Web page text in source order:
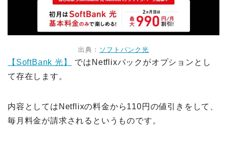
出典： ソフトバンク光
【SoftBank 光】
ではNetflixパックがオプションとし
て存在します。
内容としてはNetflixの料金から110円の値引きをして、
毎月料金が請求されるというものです。